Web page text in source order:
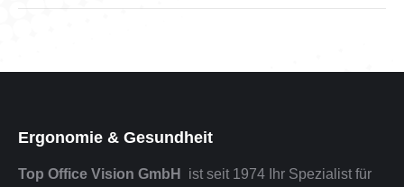
Ergonomie & Gesundheit
Top Office Vision GmbH
ist seit 1974 Ihr Spezialist für